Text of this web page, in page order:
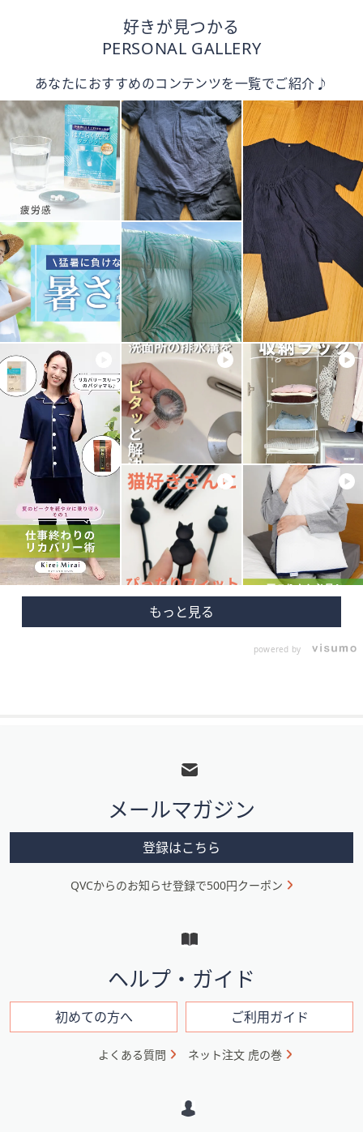
好きが見つかる
PERSONAL GALLERY
あなたにおすすめのコンテンツを一覧でご紹介♪
powered by
メ
ニ
ン
メールマガジン
登録はこちら
QVCからのお知らせ登録で500円クーポン
ヘルプ・ガイド
初めての方へ ご利用ガイド
よくある質問 ネット注文 虎の巻